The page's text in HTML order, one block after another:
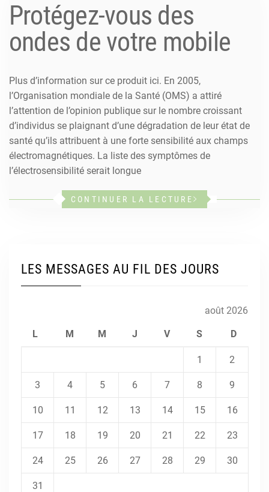
Protégez-vous des
ondes de votre mobile
Plus d’information sur ce produit ici. En 2005,
l’Organisation mondiale de la Santé (OMS) a attiré
l’attention de l’opinion publique sur le nombre croissant
d’individus se plaignant d’une dégradation de leur état de
santé qu’ils attribuent à une forte sensibilité aux champs
électromagnétiques. La liste des symptômes de
l’électrosensibilité serait longue
CONTINUER LA LECTURE
LES MESSAGES AU FIL DES JOURS
août 2026
L M M J V S D
1 2
3 4 5 6 7 8 9
10 11 12 13 14 15 16
17 18 19 20 21 22 23
24 25 26 27 28 29 30
31